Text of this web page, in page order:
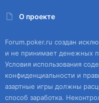
О проекте
Forum.poker.ru создан
и не принимает денежных
Условия использования
конфиденциальности и
азартные игры должны
способ заработка.